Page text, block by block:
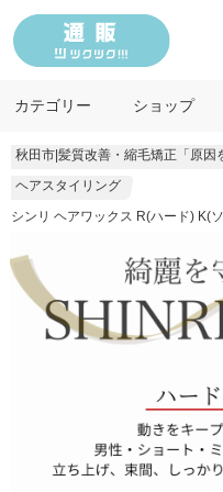
カテゴリー ショップ
秋田市|髪質改善・縮毛矯正「原因
ヘアスタイリング
シンリ ヘアワックス R(ハード) K(